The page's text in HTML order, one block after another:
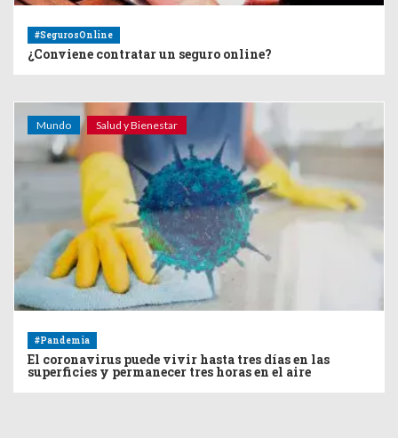
#SegurosOnline
¿Conviene contratar un seguro online?
Mundo Salud y Bienestar
#Pandemia
El coronavirus puede vivir hasta tres días en las
superficies y permanecer tres horas en el aire